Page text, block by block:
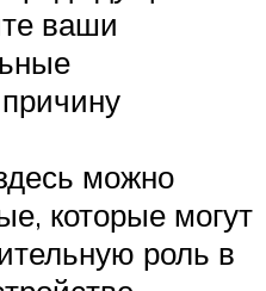
ваши
можно
которые могут
роль в